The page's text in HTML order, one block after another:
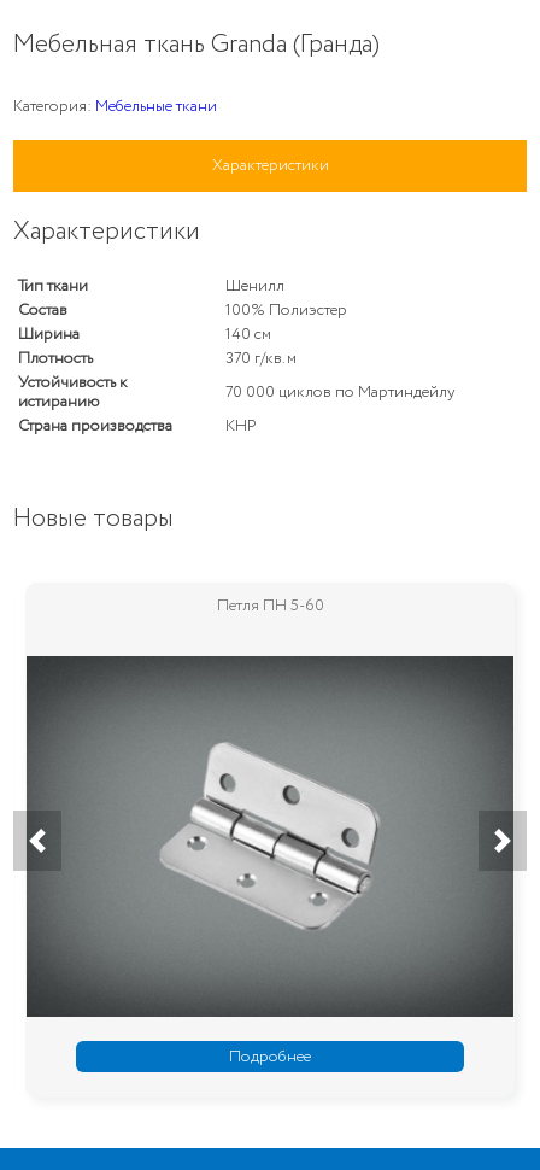
Мебельная ткань Granda (Гранда)
Категория: Мебельные ткани
Характеристики
Характеристики
Тип ткани
Шенилл
Состав
100% Полиэстер
Ширина
140 см
Плотность
370 г/кв. м
Устойчивость к
истиранию
70 000 циклов по Мартиндейлу
Страна производства
КНР
Новые товары
Петля 538
Подробнее